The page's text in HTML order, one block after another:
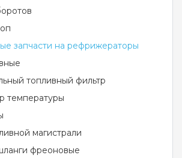
запчасти на рефрижераторы
топливный фильтр
температуры
магистрали
фреоновые